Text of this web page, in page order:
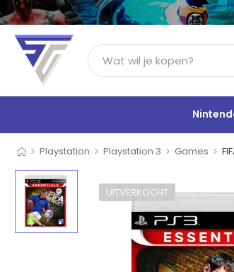
> Playstation > Playstation 3 > Games >
UITVERKOCHT